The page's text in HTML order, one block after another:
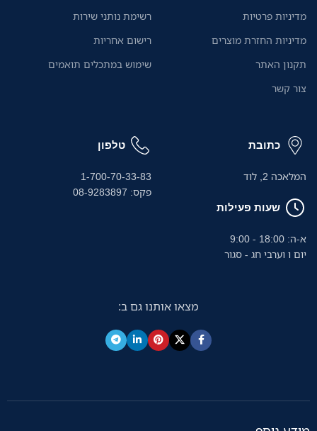
מדיניות פרטיות
מדיניות החזרת מוצרים
תקנון האתר
צור קשר
רשימת נותני שירות
רישום אחריות
שימוש במתכלים תואמים
כתובת
המלאכה 2, לוד
שעות פעילות
א-ה: 18:00 - 9:00
יום ו וערבי חג - סגור
טלפון
1-700-70-33-83
פקס: 08-9283897
מצאו אותנו גם ב: